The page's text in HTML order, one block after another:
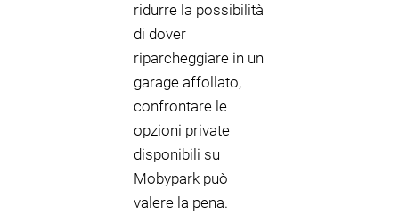
ridurre la possibilità
di dover
riparcheggiare in un
garage affollato,
confrontare le
opzioni private
disponibili su
Mobypark può
valere la pena.